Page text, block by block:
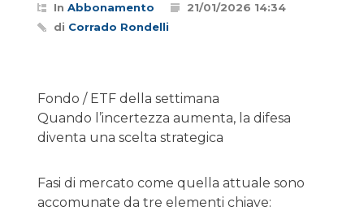
In Abbonamento
21/01/2026 14:34
di Corrado Rondelli
Fondo / ETF della settimana
Quando l’incertezza aumenta, la difesa
diventa una scelta strategica
Fasi di mercato come quella attuale sono
accomunate da tre elementi chiave: